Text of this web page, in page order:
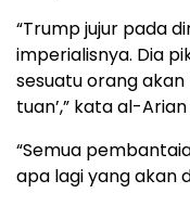
“Trump jujur pada
imperialisnya. Dia
sesuatu orang
tuan’,” kata al-
“Semua
apa lagi yang akan